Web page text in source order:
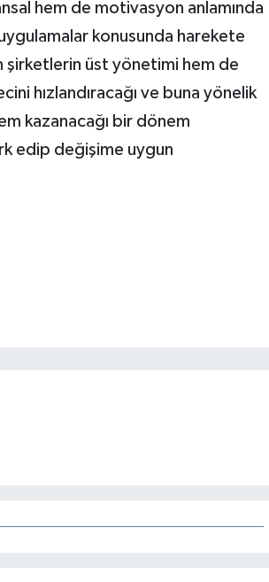
hem de motivasyon anlamında
konusunda harekete
üst yönetimi hem de
hızlandıracağı ve buna yönelik
kazanacağı bir dönem
edip değişime uygun